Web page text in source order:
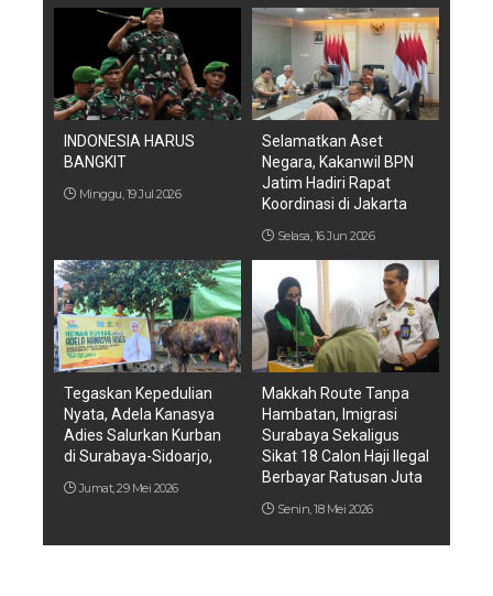
INDONESIA HARUS
BANGKIT
Minggu, 19 Jul 2026
Selamatkan Aset
Negara, Kakanwil BPN
Jatim Hadiri Rapat
Koordinasi di Jakarta
Selasa, 16 Jun 2026
Tegaskan Kepedulian
Nyata, Adela Kanasya
Adies Salurkan Kurban
di Surabaya-Sidoarjo,
Jumat, 29 Mei 2026
Makkah Route Tanpa
Hambatan, Imigrasi
Surabaya Sekaligus
Sikat 18 Calon Haji Ilegal
Berbayar Ratusan Juta
Senin, 18 Mei 2026